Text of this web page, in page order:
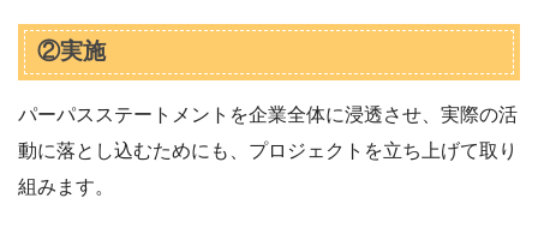
②実施
パーパスステートメントを企業全体に浸透させ、実際の活
動に落とし込むためにも、プロジェクトを立ち上げて取り
組みます。